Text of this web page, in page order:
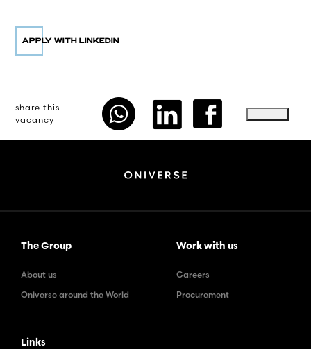
share this
vacancy
The Group
About us
Oniverse around the World
Work with us
Careers
Procurement
Links